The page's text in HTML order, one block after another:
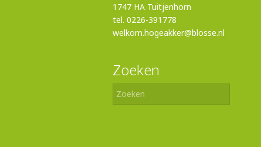
1747 HA Tuitjenhorn
tel. 0226-391778
welkom.hogeakker@blosse.nl
Zoeken